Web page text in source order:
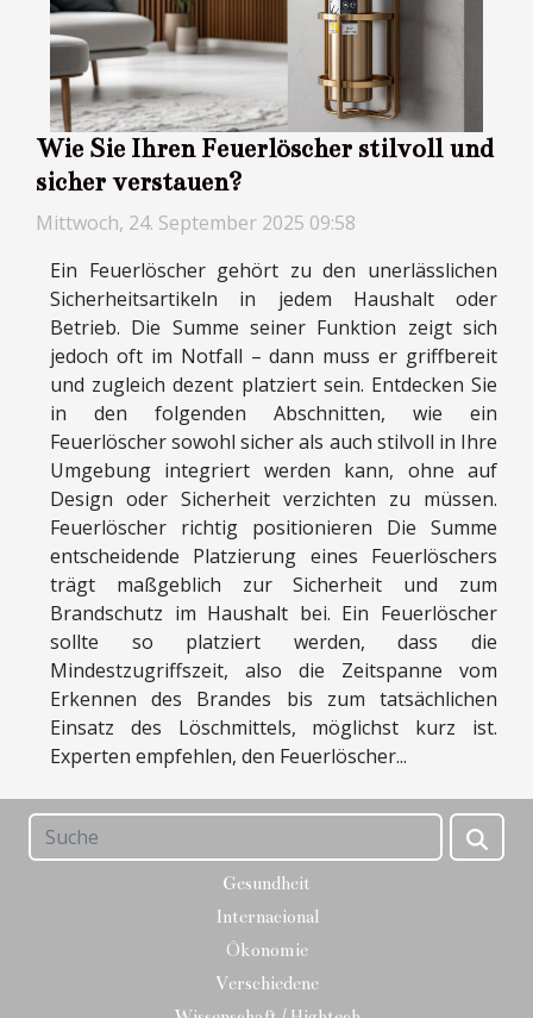
Wie Sie Ihren Feuerlöscher stilvoll und
sicher verstauen?
Mittwoch, 24. September 2025 09:58
Ein Feuerlöscher gehört zu den unerlässlichen
Sicherheitsartikeln in jedem Haushalt oder
Betrieb. Die Summe seiner Funktion zeigt sich
jedoch oft im Notfall – dann muss er griffbereit
und zugleich dezent platziert sein. Entdecken Sie
in den folgenden Abschnitten, wie ein
Feuerlöscher sowohl sicher als auch stilvoll in Ihre
Umgebung integriert werden kann, ohne auf
Design oder Sicherheit verzichten zu müssen.
Feuerlöscher richtig positionieren Die Summe
entscheidende Platzierung eines Feuerlöschers
trägt maßgeblich zur Sicherheit und zum
Brandschutz im Haushalt bei. Ein Feuerlöscher
sollte so platziert werden, dass die
Mindestzugriffszeit, also die Zeitspanne vom
Erkennen des Brandes bis zum tatsächlichen
Einsatz des Löschmittels, möglichst kurz ist.
Experten empfehlen, den Feuerlöscher...
Gesundheit
Internacional
Ökonomie
Verschiedene